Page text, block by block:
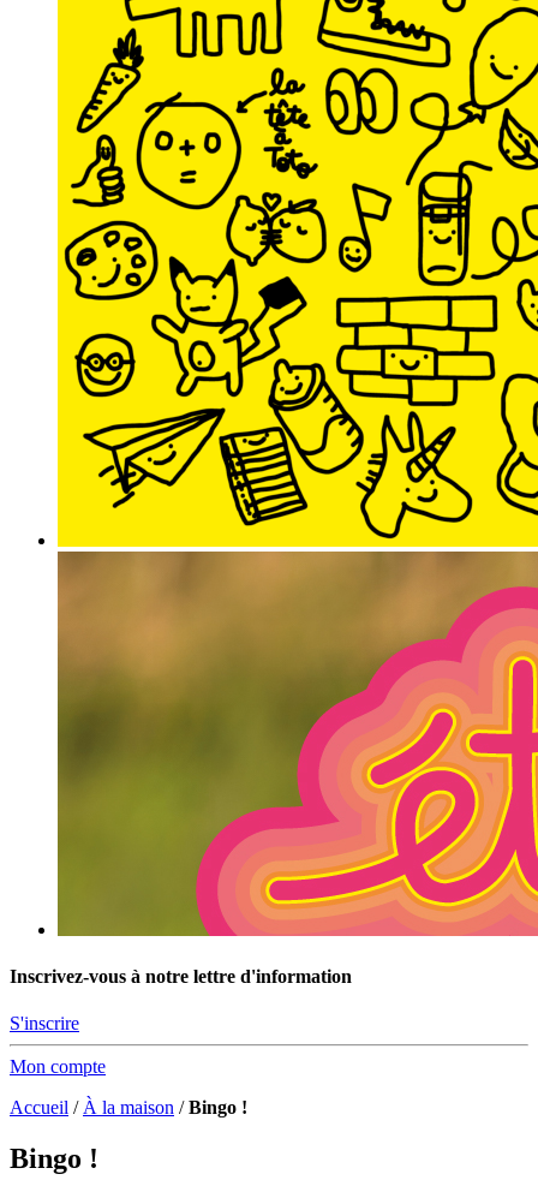
Inscrivez-vous à notre lettre d'information
S'inscrire
Mon compte
Accueil /À la maison /Bingo !
Bingo !